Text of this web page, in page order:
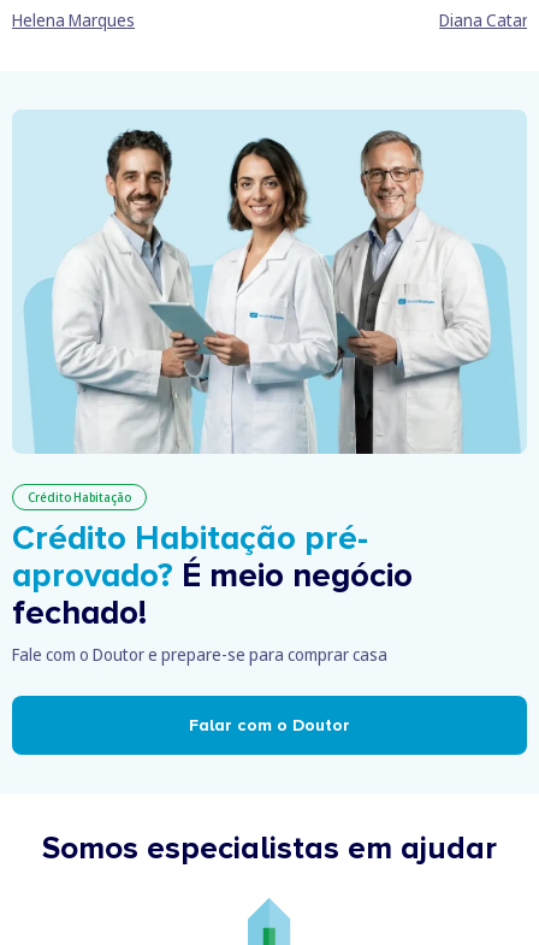
Helena Marques Diana
Crédito Habitação
Crédito Habitação pré-
aprovado? É meio negócio
fechado!
Fale com o Doutor e prepare-se para comprar casa
Falar com o Doutor
Somos especialistas em ajudar